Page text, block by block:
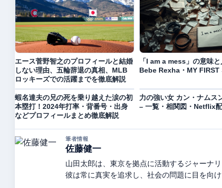
エース菅野智之のプロフィールと結婚
しない理由、五輪辞退の真相、MLB
ロッキーズでの活躍までを徹底解説
「I am a mess」の意味
Bebe Rexha・MY FIRST
蝦名達夫の兄の死を乗り越えた涙の初
本塁打！2024年打率・背番号・出身
などプロフィールまとめ徹底解説
力の強い女 カン・ナムス
– 一覧・相関図・Netflix
筆者情報
佐藤健一
山田太郎は、東京を拠点に活動するジャーナ
彼は常に真実を追求し、社会の問題に目を向